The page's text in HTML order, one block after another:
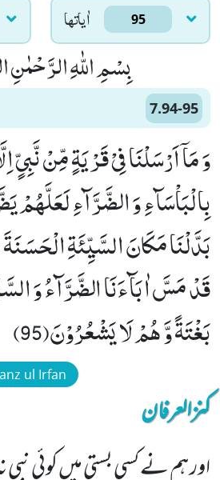
اٰياتها 95
بِسْمِ اللّٰهِ
7.94-95
وَ مَاۤ اَرْسَلْنَا فِیْ قَرْیَةٍ مِّنْ نَّبِیٍّ
بَدَّلْنَا مَكَانَ السَّیِّئَةِ الْحَسَنَةَ
قَدْ مَسَّ اٰبَآءَنَا الضَّرَّآءُ وَ
بَغْتَةً وَّ هُمْ لَا یَشْعُرُوْنَ(95)
ul Irfan
کنزالعرفان
اور ہم نے کسی بستی میں کوئی نبی